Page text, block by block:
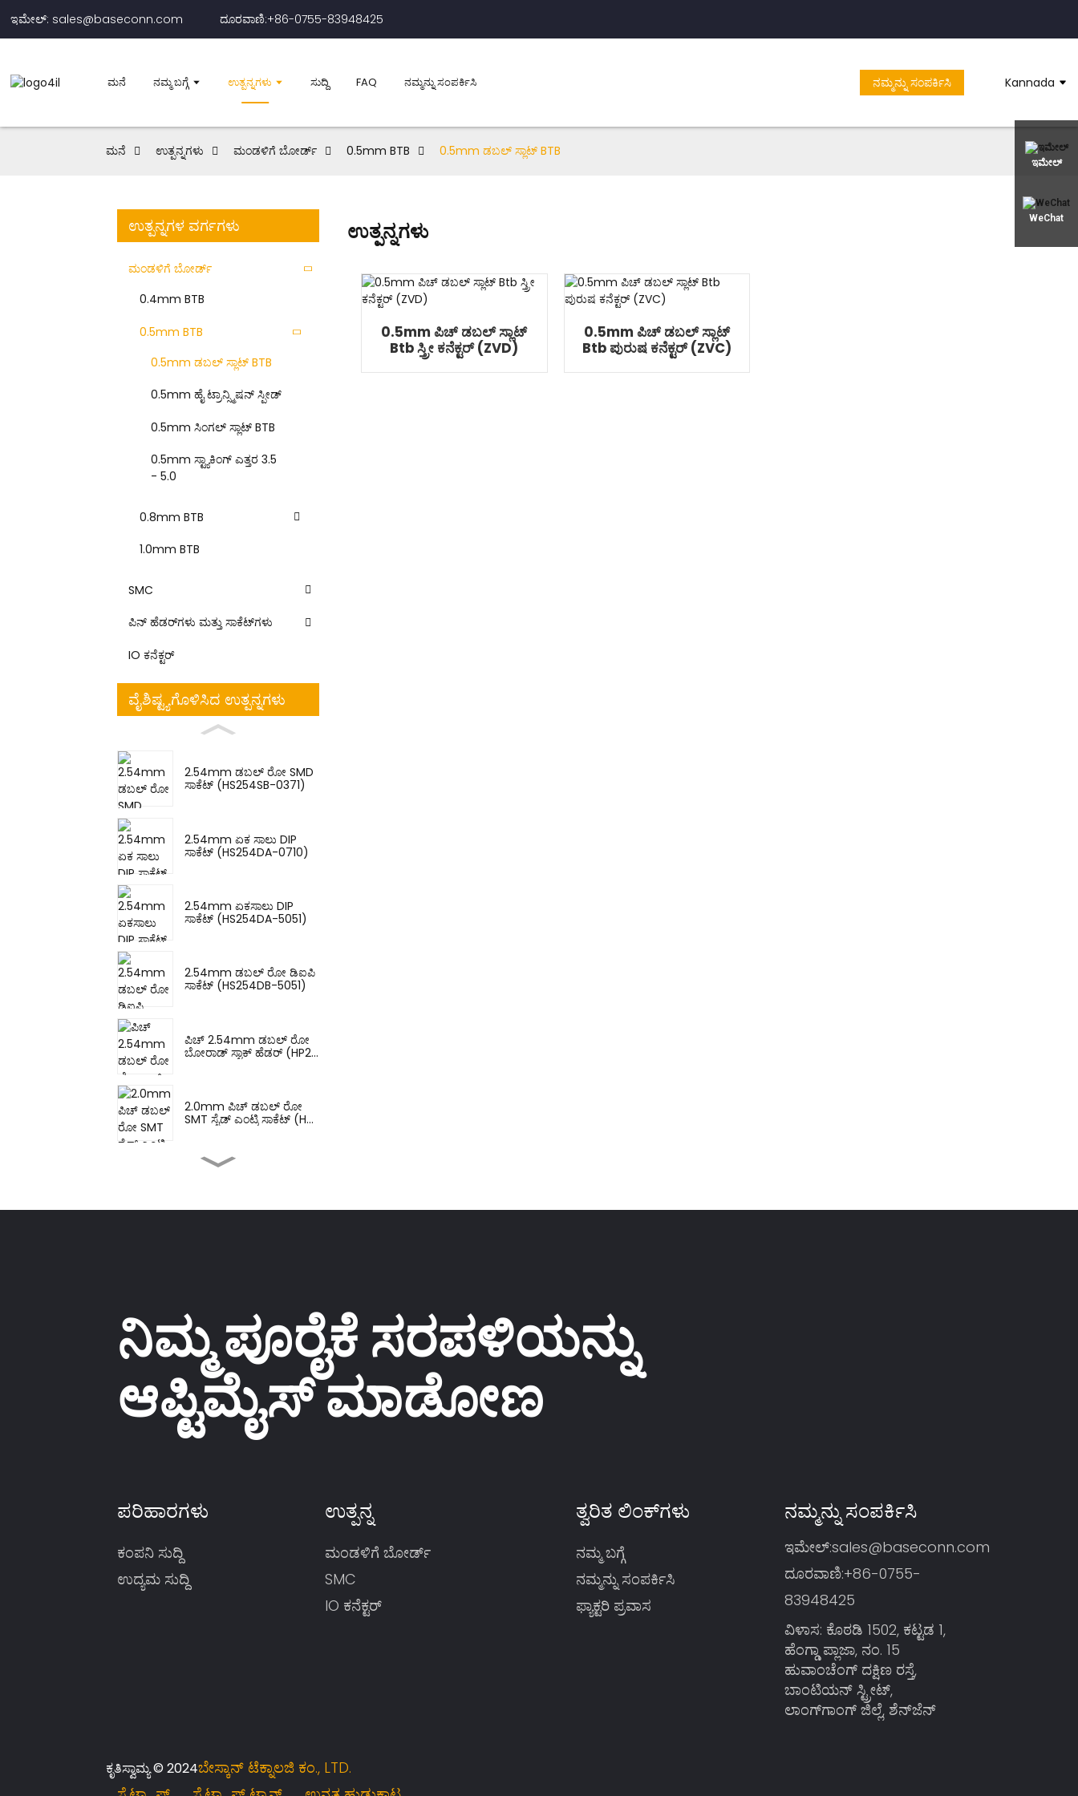
ಇಮೇಲ್: sales@baseconn.com ದೂರವಾಣಿ:+86-0755-83948425
ಮನೆ ನಮ್ಮ ಬಗ್ಗೆ ಉತ್ಪನ್ನಗಳು ಸುದ್ದಿ FAQ ನಮ್ಮನ್ನು ಸಂಪರ್ಕಿಸಿ ನಮ್ಮನ್ನು ಸಂಪರ್ಕಿಸಿ Kannada
ಇಮೇಲ್
WeChat
ಮನೆ ಉತ್ಪನ್ನಗಳು ಮಂಡಳಿಗೆ ಬೋರ್ಡ್ 0.5mm BTB 0.5mm ಡಬಲ್ ಸ್ಲಾಟ್ BTB
ಉತ್ಪನ್ನಗಳ ವರ್ಗಗಳು
ಮಂಡಳಿಗೆ ಬೋರ್ಡ್
0.4mm BTB
0.5mm BTB
0.5mm ಡಬಲ್ ಸ್ಲಾಟ್ BTB
0.5mm ಹೈ ಟ್ರಾನ್ಸ್ಮಿಷನ್ ಸ್ಪೀಡ್
0.5mm ಸಿಂಗಲ್ ಸ್ಲಾಟ್ BTB
0.5mm ಸ್ಟ್ಯಾಕಿಂಗ್ ಎತ್ತರ 3.5
- 5.0
0.8mm BTB
1.0mm BTB
SMC
ಪಿನ್ ಹೆಡರ್‌ಗಳು ಮತ್ತು ಸಾಕೆಟ್‌ಗಳು
IO ಕನೆಕ್ಟರ್
ವೈಶಿಷ್ಟ್ಯಗೊಳಿಸಿದ ಉತ್ಪನ್ನಗಳು
2.54mm ಡಬಲ್ ರೋ SMD
ಸಾಕೆಟ್ (HS254SB-0371)
2.54mm ಏಕ ಸಾಲು DIP
ಸಾಕೆಟ್ (HS254DA-0710)
2.54mm ಏಕಸಾಲು DIP
ಸಾಕೆಟ್ (HS254DA-5051)
2.54mm ಡಬಲ್ ರೋ ಡಿಐಪಿ
ಸಾಕೆಟ್ (HS254DB-5051)
ಪಿಚ್ 2.54mm ಡಬಲ್ ರೋ
ಬೋರಾಡ್ ಸ್ಟಾಕ್ ಹೆಡರ್ (HP2...
2.0mm ಪಿಚ್ ಡಬಲ್ ರೋ
SMT ಸೈಡ್ ಎಂಟ್ರಿ ಸಾಕೆಟ್ (H...
2.0mm ಪಿಚ್ ಡಬಲ್ ರೋ
ಆಂಗಲ್ ಪಿನ್
ಹೆಡರ್(HP200Q...
ಸಿಂಗಲ್ ಪಿನ್ ಕಸ್ಟಮೈಸ್ ಮಾಡಿದ
ಪಿನ್ ಹೆಡರ್ (HP200DA-
1670)
ಉತ್ಪನ್ನಗಳು
0.5mm ಪಿಚ್ ಡಬಲ್ ಸ್ಲಾಟ್
Btb ಸ್ತ್ರೀ ಕನೆಕ್ಟರ್ (ZVD)
0.5mm ಪಿಚ್ ಡಬಲ್ ಸ್ಲಾಟ್
Btb ಪುರುಷ ಕನೆಕ್ಟರ್ (ZVC)
ನಿಮ್ಮ ಪೂರೈಕೆ ಸರಪಳಿಯನ್ನು
ಆಪ್ಟಿಮೈಸ್ ಮಾಡೋಣ
ಪರಿಹಾರಗಳು
ಕಂಪನಿ ಸುದ್ದಿ
ಉದ್ಯಮ ಸುದ್ದಿ
ಉತ್ಪನ್ನ
ಮಂಡಳಿಗೆ ಬೋರ್ಡ್
SMC
IO ಕನೆಕ್ಟರ್
ತ್ವರಿತ ಲಿಂಕ್‌ಗಳು
ನಮ್ಮ ಬಗ್ಗೆ
ನಮ್ಮನ್ನು ಸಂಪರ್ಕಿಸಿ
ಫ್ಯಾಕ್ಟರಿ ಪ್ರವಾಸ
ನಮ್ಮನ್ನು ಸಂಪರ್ಕಿಸಿ
ಇಮೇಲ್:sales@baseconn.com
ದೂರವಾಣಿ:+86-0755-
83948425
ವಿಳಾಸ: ಕೊಠಡಿ 1502, ಕಟ್ಟಡ 1,
ಹೆಂಗ್ಡಾ ಪ್ಲಾಜಾ, ನಂ. 15
ಹುವಾಂಚೆಂಗ್ ದಕ್ಷಿಣ ರಸ್ತೆ,
ಬಾಂಟಿಯನ್ ಸ್ಟ್ರೀಟ್,
ಲಾಂಗ್‌ಗಾಂಗ್ ಜಿಲ್ಲೆ, ಶೆನ್‌ಜೆನ್
ಕೃತಿಸ್ವಾಮ್ಯ © 2024ಬೇಸ್ಕಾನ್ ಟೆಕ್ನಾಲಜಿ ಕಂ., LTD.